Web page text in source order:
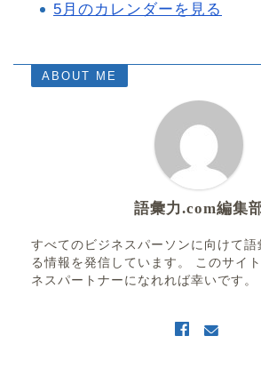
5月のカレンダーを見る
ABOUT ME
語彙力.com編集
すべてのビジネスパーソンに向けて語
る情報を発信しています。 このサイ
ネスパートナーになれれば幸いです。